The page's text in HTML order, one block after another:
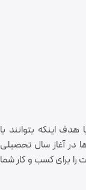
هدف اینکه بتوانند با
در آغاز سال تحصیلی
را برای کسب و کار شما